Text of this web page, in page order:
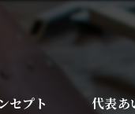
セプト 代表あ